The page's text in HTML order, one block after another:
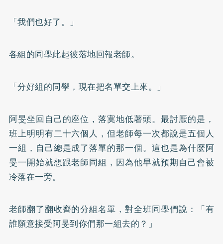
「我們也好了。」
各組的同學此起彼落地回報老師。
「分好組的同學，現在把名單交上來。」
阿旻坐回自己的座位，落寞地低著頭。最討厭的是，
班上明明有二十六個人，但老師每一次都說是五個人
一組，自己總是成了落單的那一個。這也是為什麼阿
旻一開始就想跟老師同組，因為他早就預期自己會被
冷落在一旁。
老師翻了翻收齊的分組名單，對全班同學們說：「有
誰願意接受阿旻到你們那一組去的？」